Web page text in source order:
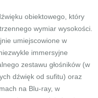
obiektowego, który
wymiar wysokości.
umiejscowione w
immersyjne
zestawu głośników (w
dźwięk od sufitu) oraz
na Blu-ray, w